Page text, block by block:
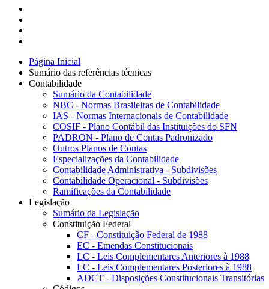
Página Inicial
Sumário das referências técnicas
Contabilidade
Sumário da Contabilidade
NBC - Normas Brasileiras de Contabilidade
IAS - Normas Internacionais de Contabilidade
COSIF - Plano Contábil das Instituições do SFN
PADRON - Plano de Contas Padronizado
Outros Planos de Contas
Especializações da Contabilidade
Contabilidade Administrativa - Subdivisões
Contabilidade Operacional - Subdivisões
Ramificações da Contabilidade
Legislação
Sumário da Legislação
Constituição Federal
CF - Constituição Federal de 1988
EC - Emendas Constitucionais
LC - Leis Complementares Anteriores à 1988
LC - Leis Complementares Posteriores à 1988
ADCT - Disposições Constitucionais Transitórias